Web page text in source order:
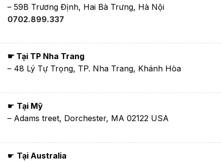
– 59B Trương Định, Hai Bà Trưng, Hà Nội
0702.899.337
☛ Tại TP Nha Trang
– 48 Lý Tự Trọng, TP. Nha Trang, Khánh Hòa
☛ Tại Mỹ
– Adams treet, Dorchester, MA 02122 USA
☛ Tại Australia